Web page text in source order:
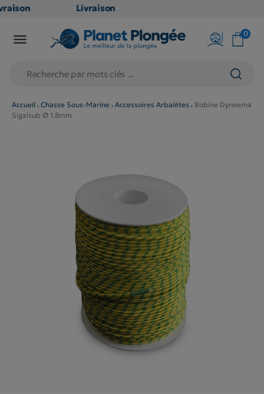
Livraison
en point
79€
(hors
produits
éligibles)
 0
Accueil Chasse Sous-Marine Accessoires Arbalètes
Bobine Dyneema
Sigalsub Ø 1.8mm